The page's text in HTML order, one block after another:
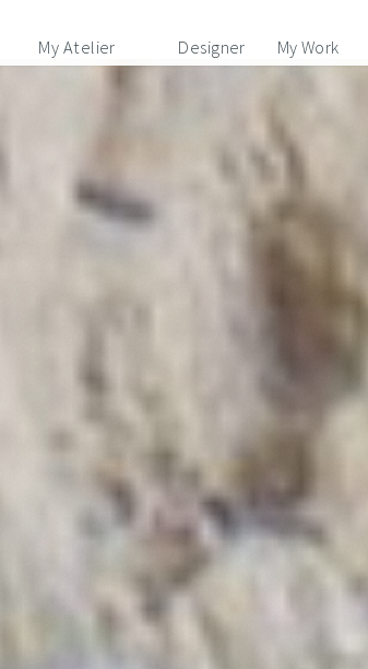
My Atelier Designer My Work